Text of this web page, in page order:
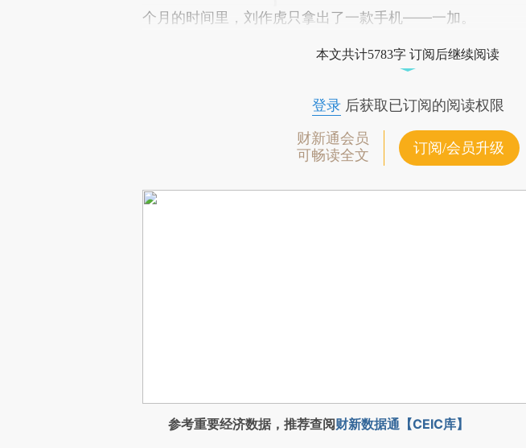
个月的时间里，刘作虎只拿出了一款手机——一加。
本文共计5783字 订阅后继续阅读
登录后获取已订阅的阅读权限
财新通会员
可畅读全文
订阅/会员升级
参考重要经济数据，推荐查阅财新数据通【CEIC库】